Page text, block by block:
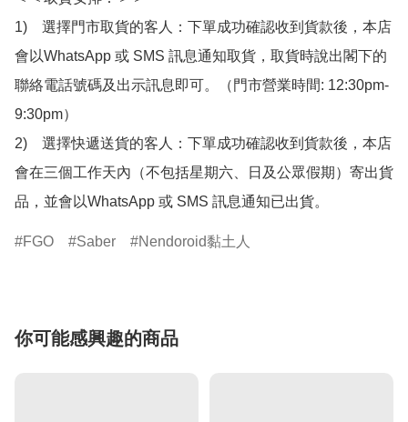
1)　選擇門市取貨的客人：下單成功確認收到貨款後，本店
會以WhatsApp 或 SMS 訊息通知取貨，取貨時說出閣下的
聯絡電話號碼及出示訊息即可。（門市營業時間: 12:30pm-
9:30pm）
2)　選擇快遞送貨的客人：下單成功確認收到貨款後，本店
會在三個工作天內（不包括星期六、日及公眾假期）寄出貨
品，並會以WhatsApp 或 SMS 訊息通知已出貨。
FGO Saber Nendoroid黏土人
你可能感興趣的商品